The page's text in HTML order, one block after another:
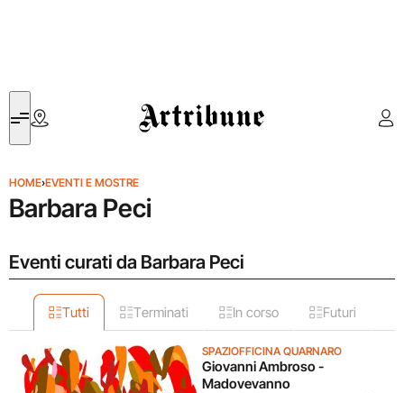
Artribune
HOME›EVENTI E MOSTRE
Barbara Peci
Eventi curati da Barbara Peci
Tutti Terminati In corso Futuri
SPAZIOFFICINA QUARNARO
Giovanni Ambroso -
Madovevanno